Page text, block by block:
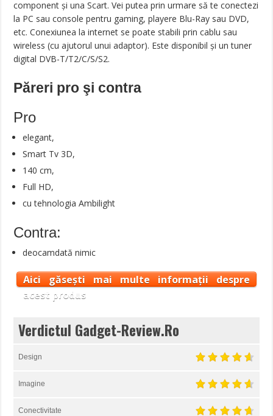
component și una Scart. Vei putea prin urmare să te conectezi
la PC sau console pentru gaming, playere Blu-Ray sau DVD,
etc. Conexiunea la internet se poate stabili prin cablu sau
wireless (cu ajutorul unui adaptor). Este disponibil și un tuner
digital DVB-T/T2/C/S/S2.
Păreri pro şi contra
Pro
elegant,
Smart Tv 3D,
140 cm,
Full HD,
cu tehnologia Ambilight
Contra:
deocamdată nimic
Aici găsești mai multe informații despre
acest produs
Verdictul Gadget-Review.Ro
Design
Imagine
Conectivitate